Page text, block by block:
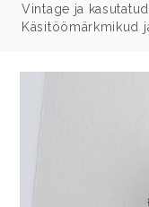
Vintage ja
Käsitöömärkmikud